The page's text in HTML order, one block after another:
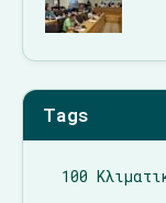
Tags
100